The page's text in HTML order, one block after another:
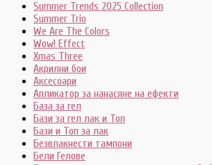
Summer Trends 2025 Collection
Summer Trio
We Are The Colors
Wow! Effect
Xmas Three
Акрилни бои
Аксесоари
Апликатор за нанасяне на ефекти
База за гел
Бази за гел лак и Топ
Бази и Топ за лак
Безвлакнести тампони
Бели Гелове